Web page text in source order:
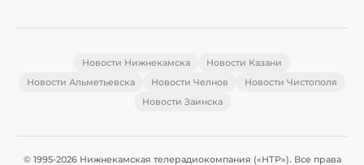
Новости Нижнекамска
Новости Казани
Новости Альметьевска
Новости Челнов
Новости Чистополя
Новости Заинска
© 1995-2026 Нижнекамская телерадиокомпания («НТР»). Все права